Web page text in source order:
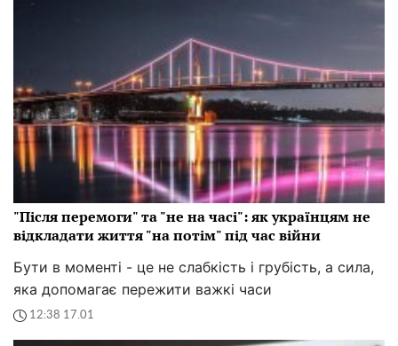
"Після перемоги" та "не на часі": як українцям не
відкладати життя "на потім" під час війни
Бути в моменті - це не слабкість і грубість, а сила,
яка допомагає пережити важкі часи
12:38 17.01